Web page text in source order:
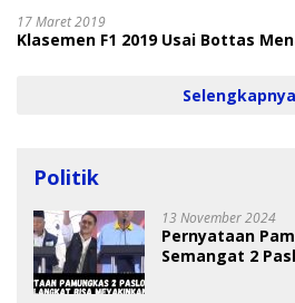
17 Maret 2019
Klasemen F1 2019 Usai Bottas
Selengkapnya
Politik
13 November 2024
Pernyataan
Semangat 2